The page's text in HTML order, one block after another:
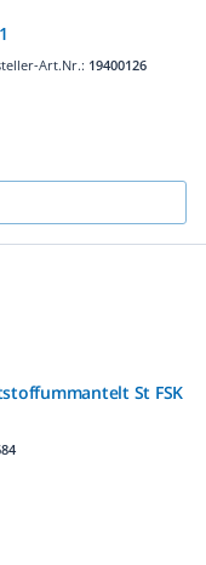
Art.Nr.: 19400126
St FSK